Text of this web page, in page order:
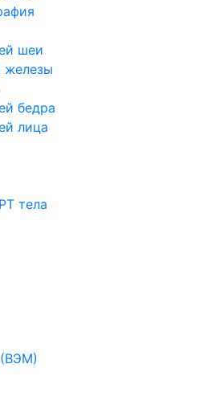
шеи
бедра
лица
тела
(ВЭМ)